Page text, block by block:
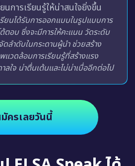
นการเรียนรู้ให้น่าสนใจยิ่งขึ้น
ยนได้รับการออกแบบในรูปแบบการ
ตอบ ซึ่งจะมีการให้คะแนน วัดระดับ
ดลำดับในกระดานผู้นำ ช่วยสร้าง
แวดล้อมการเรียนรู้ที่สร้างแรง
ลใจ น่าตื่นเต้นและไม่น่าเบื่ออีกต่อไป
ครเลยวันนี้